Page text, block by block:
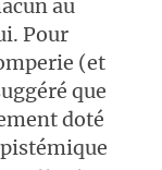
au
Pour
(et
que
doté